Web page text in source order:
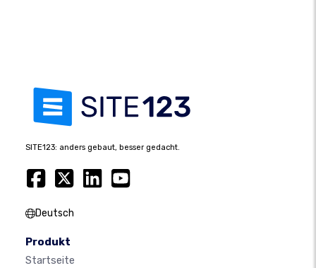
SITE123: anders gebaut, besser gedacht.
Deutsch
Produkt
Startseite